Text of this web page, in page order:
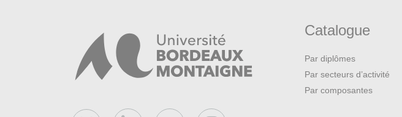
Catalogue
Par diplômes
Par secteurs d’activité
Par composantes